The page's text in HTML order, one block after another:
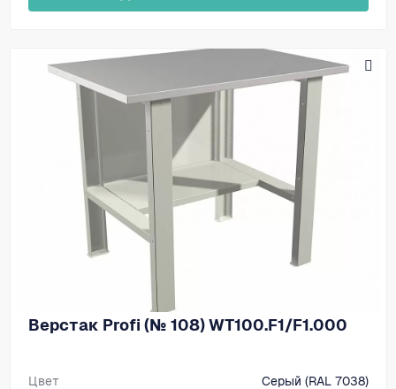
Верстак Profi (№ 108) WT100.F1/F1.000
Цвет
Серый (RAL 7038)